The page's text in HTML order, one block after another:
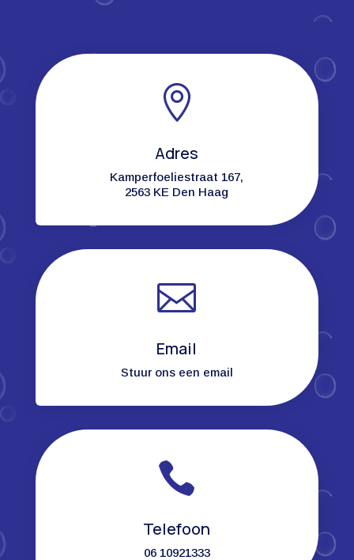

Adres
Kamperfoeliestraat 167,
2563 KE Den Haag

Email
Stuur ons een email

Telefoon
06 10921333